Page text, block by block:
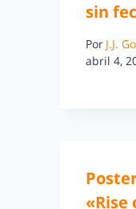
sin
Por J.J.
abril 4,
«Rise